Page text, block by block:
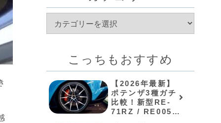
こっちもおすすめ
【2026年最新】
ポテンザ3種ガチ
比較！新型RE-
71RZ / RE005と